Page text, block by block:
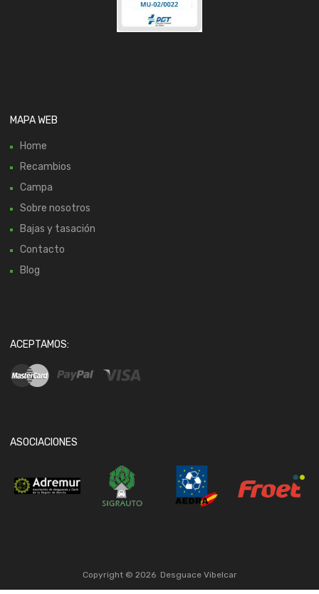
MAPA WEB
Home
Recambios
Campa
Sobre nosotros
Bajas y tasación
Contacto
Blog
ACEPTAMOS:
ASOCIACIONES
Copyright © 2026 Desguace Vibelcar